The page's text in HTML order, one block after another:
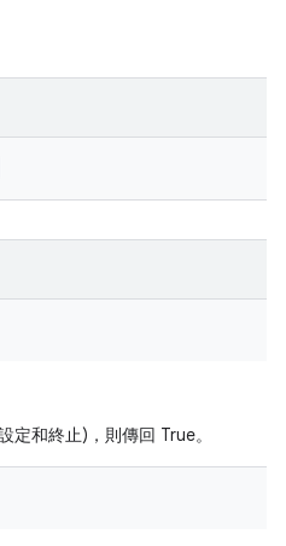
定和終止)，則傳回 True。